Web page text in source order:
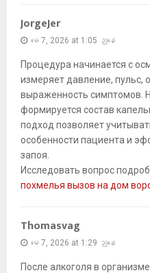
JorgeJer
မေ 7, 2026 at 1:05 ညနေ
Процедура начинается с
измеряет давление, пульс,
выраженность симптомов.
формируется состав
подход позволяет
особенности пациента и
запоя.
Исследовать вопрос
похмелья вызов на дом
Thomasvag
မေ 7, 2026 at 1:29 ညနေ
После алкоголя в